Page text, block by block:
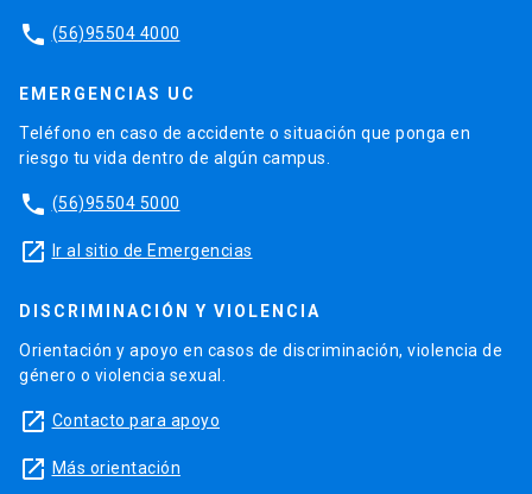
phone (56)95504 4000
EMERGENCIAS UC
Teléfono en caso de accidente o situación que ponga en
riesgo tu vida dentro de algún campus.
phone (56)95504 5000
launch Ir al sitio de Emergencias
DISCRIMINACIÓN Y VIOLENCIA
Orientación y apoyo en casos de discriminación, violencia de
género o violencia sexual.
launch Contacto para apoyo
launch Más orientación